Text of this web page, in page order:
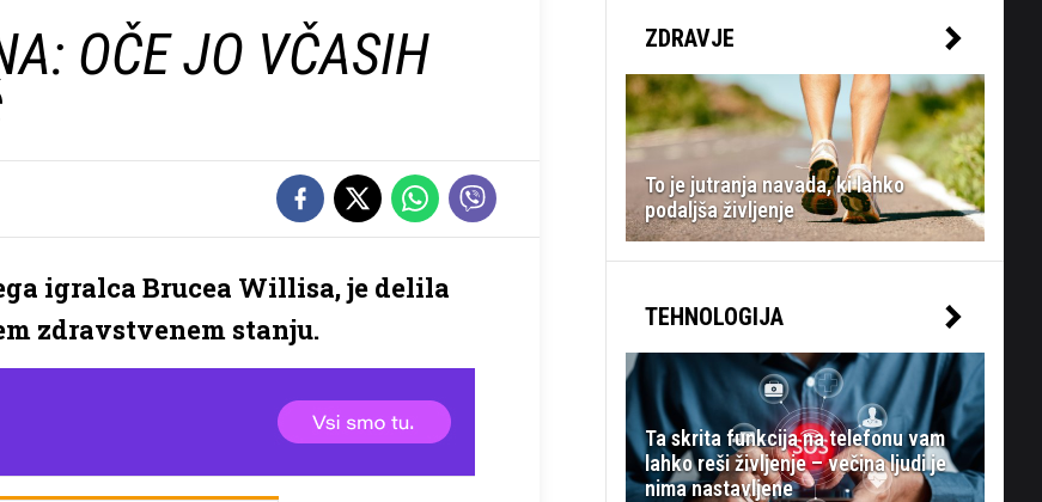
OČE JO VČASIH
igralca Brucea Willisa, je delila
zdravstvenem stanju.
ZDRAVJE
To je jutranja navada, ki lahko
podaljša življenje
TEHNOLOGIJA
Ta skrita funkcija na telefonu vam
lahko reši življenje – večina ljudi je
nima nastavljene